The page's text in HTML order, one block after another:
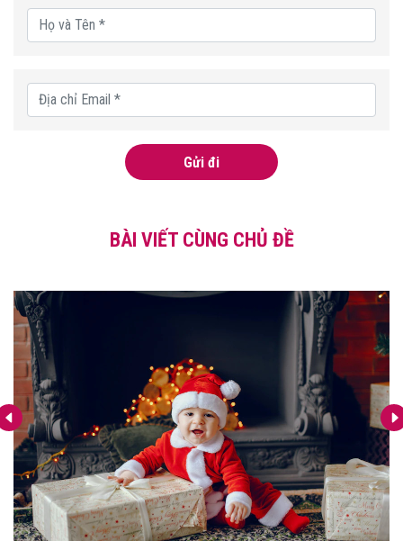
Gửi đi
BÀI VIẾT CÙNG CHỦ ĐỀ